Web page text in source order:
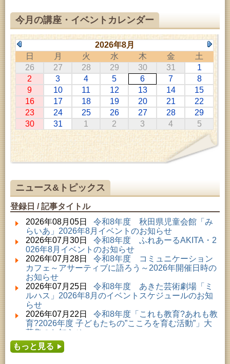
2026年06月06日 ～ 2026年10月17日 (秋田市)
令和8年度 あきたスマートカレッジD講座「防災講
座～自助力と共助力を高める～」
2026年06月27日 ～ 2026年09月05日 (秋田市)
令和8年度 あきたスマートカレッジB講座「熟議フ
ァシリテーター講座 ～熟議をつくろう！～」
2026年07月01日 ～ 2026年09月23日 (仙北市)
千葉克介写真展 ～自然の息吹～
2026年07月11日 ～ 2026年08月30日 (秋田市)
特別展「わけあって絶滅しました。展」
2026年07月14日 ～ 2026年08月23日 (秋田市)
子どもの読書活動推進事業「夏休みは図書館へ行こ
う－みんなの読みたい！知りたい！学びたい！をお
手伝いします－」（資料展示）
2026年07月25日 ～ 2026年09月06日 (美郷町)
美郷町学友館特別展「加藤明見 森に生きるツキノワ
グマ～1年の記録～」
音と会話を楽しむ朝の図書館
2026年08月01日 ～ 2026年08月23日 (秋田市)
乳幼児・青少年教育「図書館クイズラリー」
2026年08月01日 ～ 2026年09月23日 (秋田市)
おかえりなさい！佐竹本三十六歌仙絵とゆかりの名
品
2026年08月01日 ～ 2026年08月23日 (大館市)
清澄コレクション未公開絵画展
2026年08月01日 ～ 2026年09月23日 (秋田市)
佐竹氏の名宝、雄大なる歴史を想う～武と雅～
2026年08月01日 ～ 2026年08月30日 (秋田市)
乳幼児・青少年教育「夏休み資料展示」
2026年08月01日 ～ 2026年08月25日 (秋田市)
工房雑がみランド2026
2026年08月01日 ～ 2026年08月23日 (秋田市)
子どもの読書活動推進事業「夏休みは図書館へ行こ
う－みんなの読みたい！知りたい！学びたい！をお
2026年08月01日 ～ 2026年08月30日 (秋田市)
成人教育「研修室開放」
今月の講座・イベントカレンダー
2026年8月
日
月 火 水 木 金
土
26
27 28 29 30 31
1
2
3 4 5 6 7
8
9
10 11 12 13 14
15
16
17 18 19 20 21
22
23
24 25 26 27 28
29
30
31 1 2 3 4 5
ニュース&トピックス
登録日 / 記事タイトル
2026年08月05日 令和8年度 秋田県児童会館「み
らいあ」2026年8月イベントのお知らせ
2026年07月30日 令和8年度 ふれあーるAKITA・2
026年8月イベントのお知らせ
2026年07月28日 令和8年度 コミュニケーション
カフェ～アサーティブに語ろう～2026年開催日時の
お知らせ
2026年07月25日 令和8年度 あきた芸術劇場「ミ
ルハス」2026年8月のイベントスケジュールのお知
らせ
2026年07月22日 令和8年度「これも教育?あれも教
育?2026年度 子どもたちの”こころを育む活動”」大
募集のお知らせ
2026年07月16日
夏休み親子体験教室」募集のお知らせ
もっと見る